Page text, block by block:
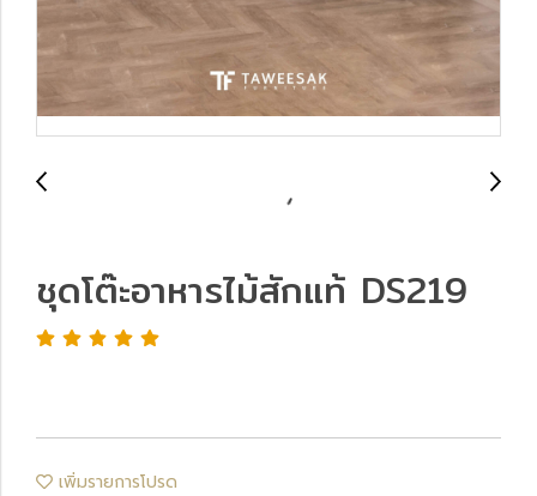
ชุดโต๊ะอาหารไม้สักแท้ DS219
เพิ่มรายการโปรด